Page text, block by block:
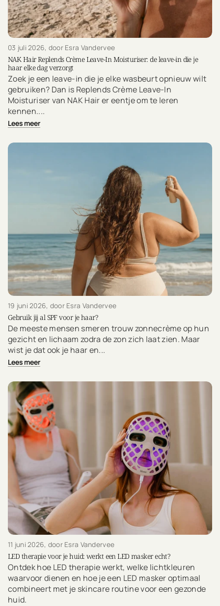
03 juli 2026, door Esra Vandervee
NAK Hair Replends Crème Leave-In Moisturiser: de leave-in die je
haar elke dag verzorgt
Zoek je een leave-in die je elke wasbeurt opnieuw wilt
gebruiken? Dan is Replends Crème Leave-In
Moisturiser van NAK Hair er eentje om te leren
kennen....
Lees meer
19 juni 2026, door Esra Vandervee
Gebruik jij al SPF voor je haar?
De meeste mensen smeren trouw zonnecrème op hun
gezicht en lichaam zodra de zon zich laat zien. Maar
wist je dat ook je haar en...
Lees meer
11 juni 2026, door Esra Vandervee
LED therapie voor je huid: werkt een LED masker echt?
Ontdek hoe LED therapie werkt, welke lichtkleuren
waarvoor dienen en hoe je een LED masker optimaal
combineert met je skincare routine voor een gezonde
huid.